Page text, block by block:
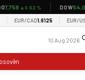
▲0.62 % DOW
EUR/CAD1.6125 EUR/USD
10 Aug 2026